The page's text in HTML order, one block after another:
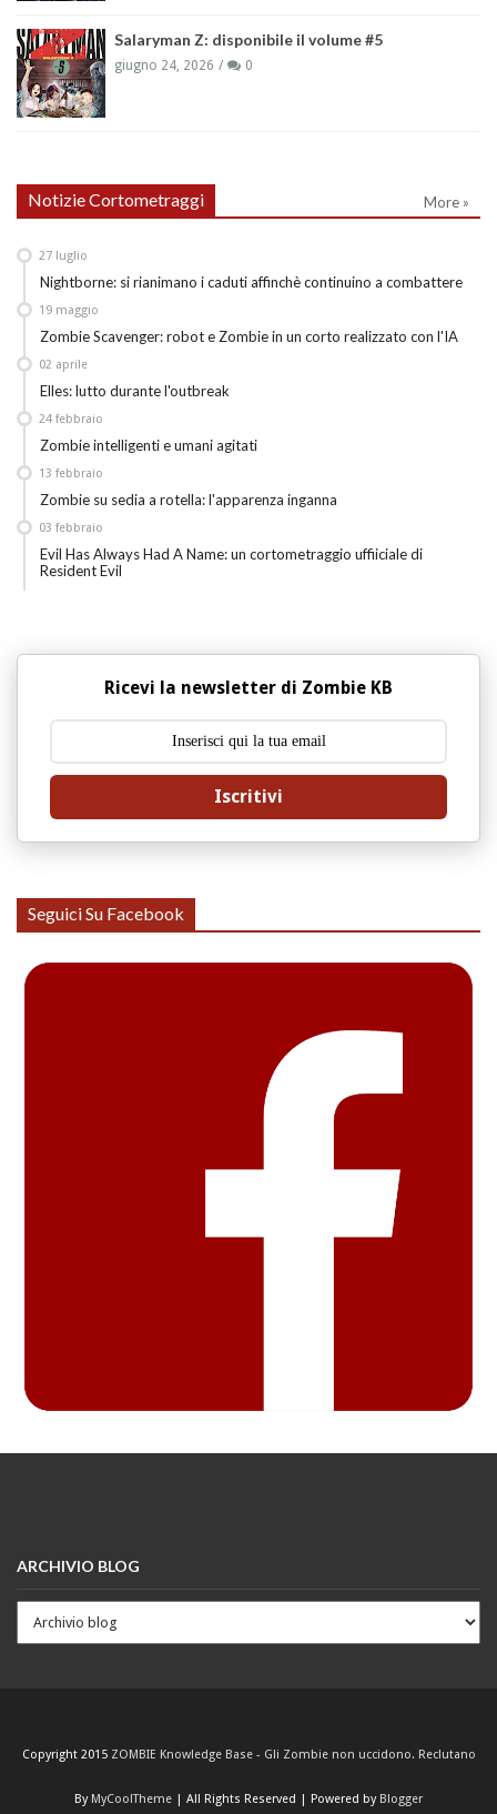
Salaryman Z: disponibile il volume #5
giugno 24, 2026 0
Notizie Cortometraggi More »
Nightborne: si rianimano i caduti affinchè continuino a combattere
27 luglio
Zombie Scavenger: robot e Zombie in un corto realizzato con l'IA
19 maggio
Elles: lutto durante l'outbreak
02 aprile
Zombie intelligenti e umani agitati
24 febbraio
Zombie su sedia a rotella: l'apparenza inganna
13 febbraio
Evil Has Always Had A Name: un cortometraggio uffiiciale di
Resident Evil
03 febbraio
Ricevi la newsletter di Zombie KB
Iscritivi
Seguici Su Facebook
ARCHIVIO BLOG
Copyright 2015 ZOMBIE Knowledge Base - Gli Zombie non uccidono. Reclutano
By MyCoolTheme | All Rights Reserved | Powered by Blogger